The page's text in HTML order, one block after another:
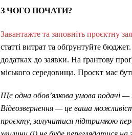
З ЧОГО ПОЧАТИ?
Завантажте та заповніть проєктну
статті витрат та обґрунтуйте
додатках до заявки. На ґрантову
міського середовища. Проєкт має
Ще одна обов’язкова умова подачі —
Відеозвернення — це ваша
проєкту, залучитися підтримкою